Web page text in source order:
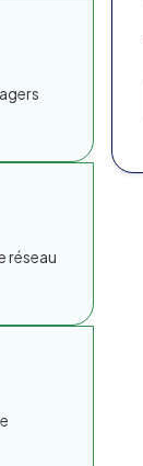
réseau